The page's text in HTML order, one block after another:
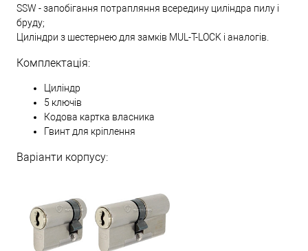
SSW - запобігання потрапляння всередину циліндра пилу і
бруду;
Циліндри з шестернею для замків MUL-T-LOCK і аналогів.
Комплектація:
Циліндр
5 ключів
Кодова картка власника
Гвинт для кріплення
Варіанти корпусу: